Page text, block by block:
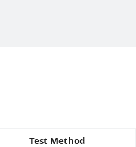
Test Method